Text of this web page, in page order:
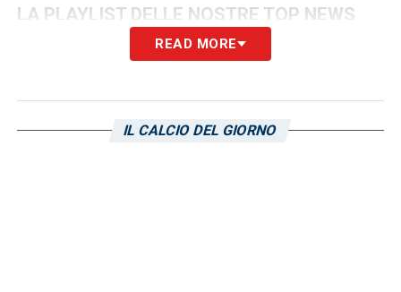
LA PLAYLIST DELLE NOSTRE TOP NEWS
READ MORE
IL CALCIO DEL GIORNO